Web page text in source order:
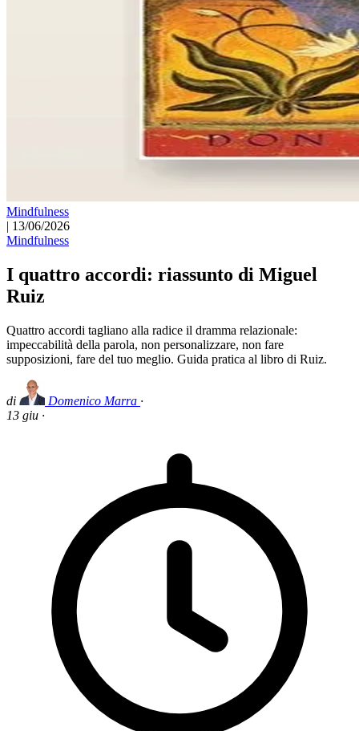
Mindfulness
| 13/06/2026
Mindfulness
I quattro accordi: riassunto di Miguel
Ruiz
Quattro accordi tagliano alla radice il dramma relazionale:
impeccabilità della parola, non personalizzare, non fare
supposizioni, fare del tuo meglio. Guida pratica al libro di Ruiz.
di Domenico Marra ·
13 giu ·